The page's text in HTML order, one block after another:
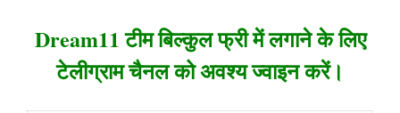
Dream11 टीम बिल्कुल फ्री में लगाने के लिए
टेलीग्राम चैनल को अवश्य ज्वाइन करें।